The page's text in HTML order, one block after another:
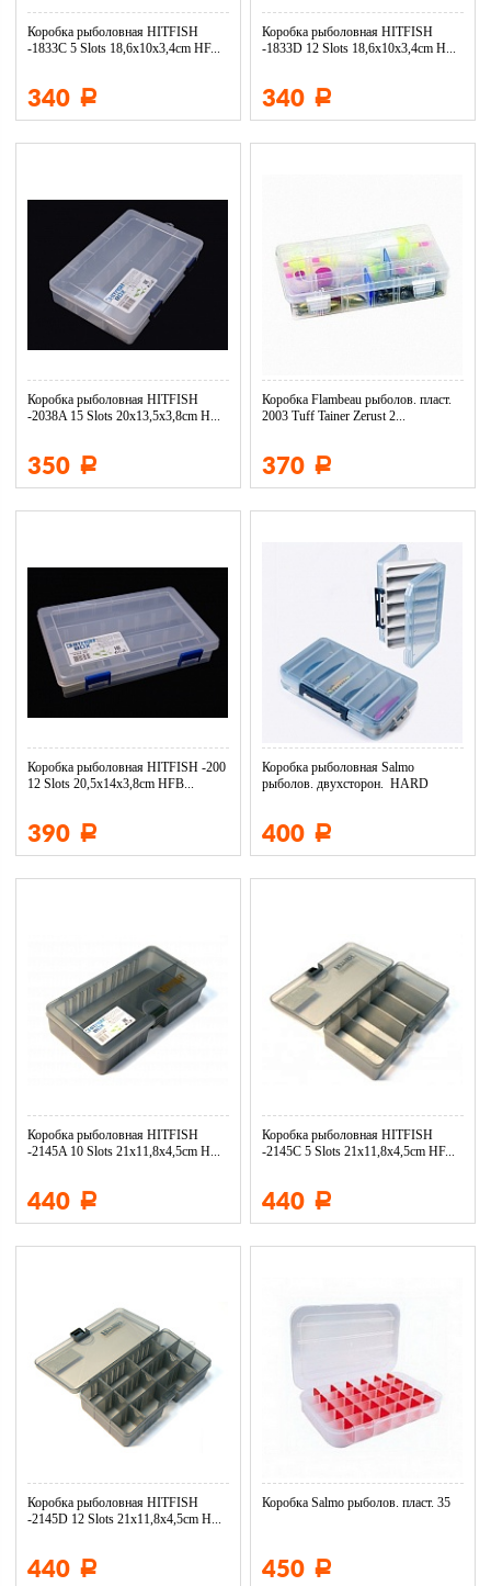
Коробка рыболовная HITFISH
-1833C 5 Slots 18,6x10x3,4cm HF...
340 Р
Коробка рыболовная HITFISH
-1833D 12 Slots 18,6x10x3,4cm H...
340 Р
Коробка рыболовная HITFISH
-2038A 15 Slots 20x13,5x3,8cm H...
350 Р
Коробка Flambeau рыболов. пласт.
2003 Tuff Tainer Zerust 2...
370 Р
Коробка рыболовная HITFISH -200
12 Slots 20,5x14x3,8cm HFB...
390 Р
Коробка рыболовная Salmo
рыболов. двухсторон. HARD
400 Р
Коробка рыболовная HITFISH
-2145A 10 Slots 21x11,8x4,5cm H...
440 Р
Коробка рыболовная HITFISH
-2145C 5 Slots 21x11,8x4,5cm HF...
440 Р
Коробка рыболовная HITFISH
-2145D 12 Slots 21x11,8x4,5cm H...
440 Р
Коробка Salmo рыболов. пласт. 35
450 Р